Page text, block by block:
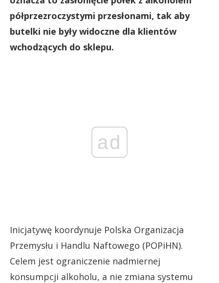
półprzezroczystymi przesłonami, tak aby
butelki nie były widoczne dla klientów
wchodzących do sklepu.
ad
Inicjatywę koordynuje Polska Organizacja
Przemysłu i Handlu Naftowego (POPiHN).
Celem jest ograniczenie nadmiernej
konsumpcji alkoholu, a nie zmiana systemu